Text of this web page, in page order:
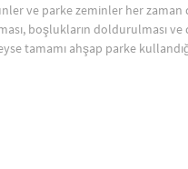
ve parke zeminler her
boşlukların doldurulması
tamamı ahşap parke